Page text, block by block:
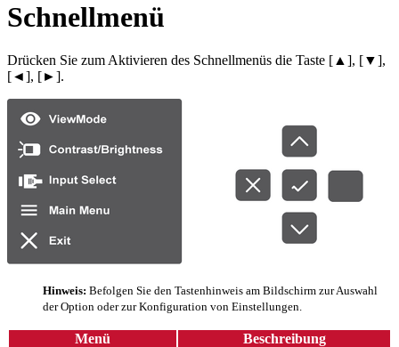
Schnellmenü
Drücken Sie zum Aktivieren des Schnellmenüs die Taste [▲], [▼],
[◄], [►].
Hinweis: Befolgen Sie den Tastenhinweis am Bildschirm zur Auswahl
der Option oder zur Konfiguration von Einstellungen.
Menü Beschreibung